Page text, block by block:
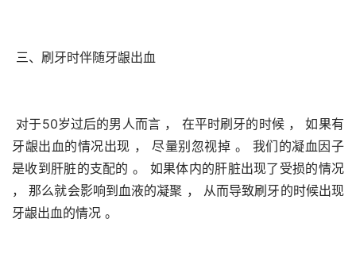
三、刷牙时伴随牙龈出血
牙龈出血的情况出现 ， 尽量别忽视掉 。 我们的凝血因子
是收到肝脏的支配的 。 如果体内的肝脏出现了受损的情况
， 那么就会影响到血液的凝聚 ， 从而导致刷牙的时候出现
牙龈出血的情况 。